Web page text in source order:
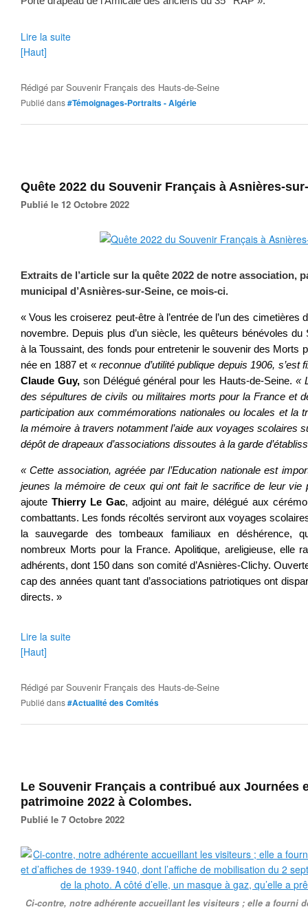
Lire la suite
[Haut]
Rédigé parSouvenir Français des Hauts-de-Seine
Publié dans#Témoignages-Portraits - Algérie
Quête 2022 du Souvenir Français à Asnières-
Publié le 12 Octobre 2022
Extraits de l’article sur la quête 2022 de notre association,
municipal d’Asnières-sur-Seine, ce mois-ci.
« Vous les croiserez peut-être à l’entrée de l’un des cimetières
novembre. Depuis plus d’un siècle, les quêteurs bénévoles
à la Toussaint, des fonds pour entretenir le souvenir des Morts
née en 1887 et «reconnue d’utilité publique depuis 1906,
Claude Guy,son Délégué général pour les Hauts-de-Seine. «
des sépultures de civils ou militaires morts pour la France et
participation aux commémorations nationales ou locales et la
la mémoire à travers notamment l’aide aux voyages scolaires
dépôt de drapeaux d’associations dissoutes à la garde
« Cette association, agréée par l’Education nationale est
jeunes la mémoire de ceux qui ont fait le sacrifice de leur vie
ajouteThierry Le Gac, adjoint au maire, délégué aux
combattants. Les fonds récoltés serviront aux voyages
la sauvegarde des tombeaux familiaux en déshérence,
nombreux Morts pour la France. Apolitique, areligieuse, elle
adhérents, dont 150 dans son comité d’Asnières-Clichy.
cap des années quant tant d’associations patriotiques ont
directs. »
Lire la suite
[Haut]
Rédigé parSouvenir Français des Hauts-de-Seine
Publié dans#Actualité des Comités
Le Souvenir Français a contribué aux Journées
patrimoine 2022 à Colombes.
Publié le 7 Octobre 2022
Ci-contre, notre adhérente accueillant les visiteurs ; elle a fourni